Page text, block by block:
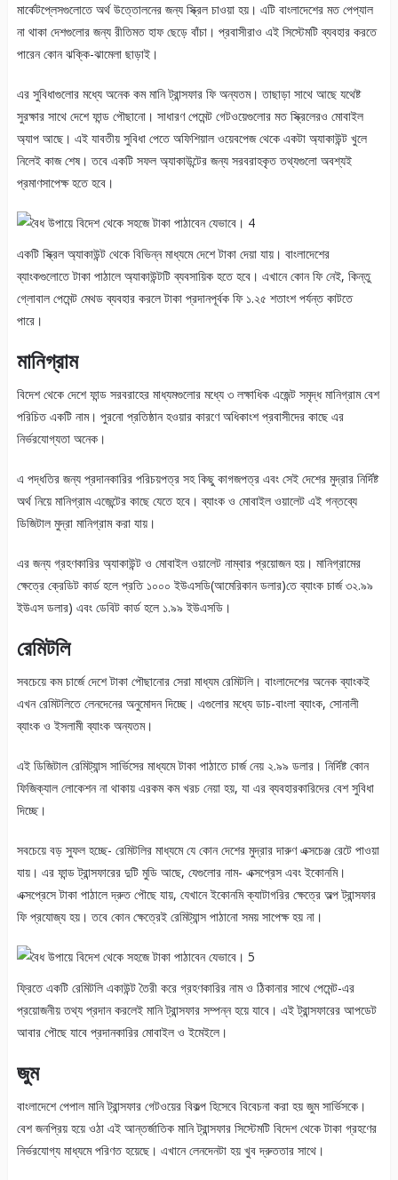
মার্কেটপ্লেসগুলোতে অর্থ উত্তোলনের জন্য স্ক্রিল চাওয়া হয়। এটি বাংলাদেশের মত পেপ্যাল
না থাকা দেশগুলোর জন্য রীতিমত হাফ ছেড়ে বাঁচা। প্রবাসীরাও এই সিস্টেমটি ব্যবহার করতে
পারেন কোন ঝক্কি-ঝামেলা ছাড়াই।
এর সুবিধাগুলোর মধ্যে অনেক কম মানি ট্রান্সফার ফি অন্যতম। তাছাড়া সাথে আছে যথেষ্ট
সুরক্ষার সাথে দেশে ফান্ড পৌছানো। সাধারণ পেমেন্ট গেটওয়েগুলোর মত স্ক্রিলেরও মোবাইল
অ্যাপ আছে। এই যাবতীয় সুবিধা পেতে অফিশিয়াল ওয়েবপেজ থেকে একটা অ্যাকাউন্ট খুলে
নিলেই কাজ শেষ। তবে একটি সফল অ্যাকাউন্টের জন্য সরবরাহকৃত তথ্যগুলো অবশ্যই
প্রমাণসাপেক্ষ হতে হবে।
একটি স্ক্রিল অ্যাকাউন্ট থেকে বিভিন্ন মাধ্যমে দেশে টাকা দেয়া যায়। বাংলাদেশের
ব্যাংকগুলোতে টাকা পাঠালে অ্যাকাউন্টটি ব্যবসায়িক হতে হবে। এখানে কোন ফি নেই, কিন্তু
গ্লোবাল পেমেন্ট মেথড ব্যবহার করলে টাকা প্রদানপূর্বক ফি ১.২৫ শতাংশ পর্যন্ত কাটতে
পারে।
মানিগ্রাম
বিদেশ থেকে দেশে ফান্ড সরবরাহের মাধ্যমগুলোর মধ্যে ৩ লক্ষাধিক এজেন্ট সমৃদ্ধ মানিগ্রাম বেশ
পরিচিত একটি নাম। পুরনো প্রতিষ্ঠান হওয়ার কারণে অধিকাংশ প্রবাসীদের কাছে এর
নির্ভরযোগ্যতা অনেক।
এ পদ্ধতির জন্য প্রদানকারির পরিচয়পত্র সহ কিছু কাগজপত্র এবং সেই দেশের মুদ্রার নির্দিষ্ট
অর্থ নিয়ে মানিগ্রাম এজেন্টের কাছে যেতে হবে। ব্যাংক ও মোবাইল ওয়ালেট এই গন্তব্যে
ডিজিটাল মুদ্রা মানিগ্রাম করা যায়।
এর জন্য গ্রহণকারির অ্যাকাউন্ট ও মোবাইল ওয়ালেট নাম্বার প্রয়োজন হয়। মানিগ্রামের
ক্ষেত্রে ক্রেডিট কার্ড হলে প্রতি ১০০০ ইউএসডি(আমেরিকান ডলার)তে ব্যাংক চার্জ ৩২.৯৯
ইউএস ডলার) এবং ডেবিট কার্ড হলে ১.৯৯ ইউএসডি।
রেমিটলি
সবচেয়ে কম চার্জে দেশে টাকা পৌছানোর সেরা মাধ্যম রেমিটলি। বাংলাদেশের অনেক ব্যাংকই
এখন রেমিটলিতে লেনদেনের অনুমোদন দিচ্ছে। এগুলোর মধ্যে ডাচ-বাংলা ব্যাংক, সোনালী
ব্যাংক ও ইসলামী ব্যাংক অন্যতম।
এই ডিজিটাল রেমিট্যান্স সার্ভিসের মাধ্যমে টাকা পাঠাতে চার্জ নেয় ২.৯৯ ডলার। নির্দিষ্ট কোন
ফিজিক্যাল লোকেশন না থাকায় এরকম কম খরচ নেয়া হয়, যা এর ব্যবহারকারিদের বেশ সুবিধা
দিচ্ছে।
সবচেয়ে বড় সুফল হচ্ছে- রেমিটলির মাধ্যমে যে কোন দেশের মুদ্রার দারুণ এক্সচেঞ্জ রেটে পাওয়া
যায়। এর ফান্ড ট্রান্সফারের দুটি মুডি আছে, যেগুলোর নাম- এক্সপ্রেস এবং ইকোনমি।
এক্সপ্রেসে টাকা পাঠালে দ্রুত পৌছে যায়, যেখানে ইকোনমি ক্যাটাগরির ক্ষেত্রে অল্প ট্রান্সফার
ফি প্রযোজ্য হয়। তবে কোন ক্ষেত্রেই রেমিট্যান্স পাঠানো সময় সাপেক্ষ হয় না।
ফ্রিতে একটি রেমিটলি একাউন্ট তৈরী করে গ্রহণকারির নাম ও ঠিকানার সাথে পেমেন্ট-এর
প্রয়োজনীয় তথ্য প্রদান করলেই মানি ট্রান্সফার সম্পন্ন হয়ে যাবে। এই ট্রান্সফারের আপডেট
আবার পৌছে যাবে প্রদানকারির মোবাইল ও ইমেইলে।
জুম
বাংলাদেশে পেপাল মানি ট্রান্সফার গেটওয়ের বিকল্প হিসেবে বিবেচনা করা হয় জুম সার্ভিসকে।
বেশ জনপ্রিয় হয়ে ওঠা এই আন্তর্জাতিক মানি ট্রান্সফার সিস্টেমটি বিদেশ থেকে টাকা গ্রহণের
নির্ভরযোগ্য মাধ্যমে পরিণত হয়েছে। এখানে লেনদেনটা হয় খুব দ্রুততার সাথে।